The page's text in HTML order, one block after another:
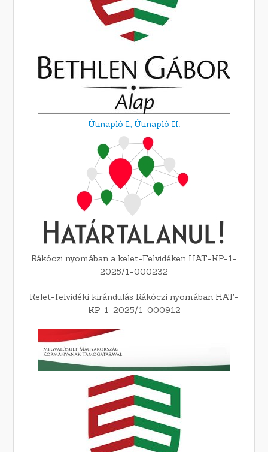
Útinapló I., Útinapló II.
Rákóczi nyomában a kelet-Felvidéken HAT-KP-1-
2025/1-000232
Kelet-felvidéki kirándulás Rákóczi nyomában HAT-
KP-1-2025/1-000912